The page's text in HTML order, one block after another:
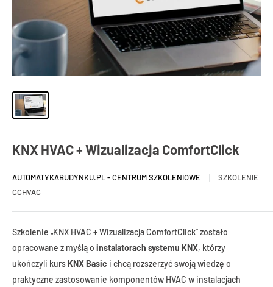
KNX HVAC + Wizualizacja ComfortClick
AUTOMATYKABUDYNKU.PL - CENTRUM SZKOLENIOWE
SZKOLENIE
CCHVAC
Szkolenie „KNX HVAC + Wizualizacja ComfortClick” zostało
opracowane z myślą o instalatorach systemu KNX, którzy
ukończyli kursKNX Basic i chcą rozszerzyć swoją wiedzę o
praktyczne zastosowanie komponentów HVAC w instalacjach